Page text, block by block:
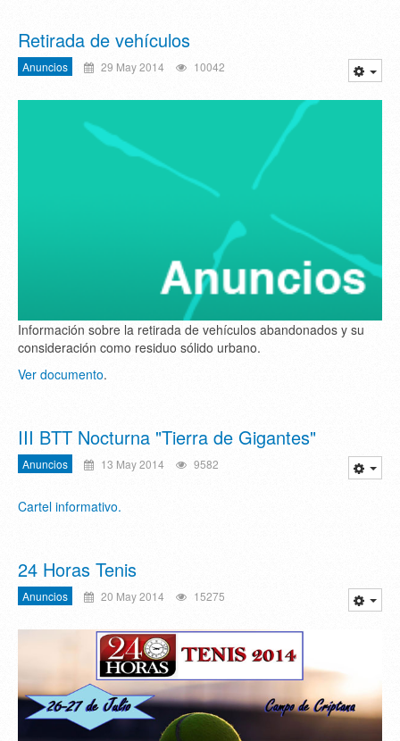
Retirada de vehículos
Anuncios 29 May 2014 10042
Información sobre la retirada de vehículos abandonados y su
consideración como residuo sólido urbano.
Ver documento.
III BTT Nocturna "Tierra de Gigantes"
Anuncios 13 May 2014 9582
Cartel informativo.
24 Horas Tenis
Anuncios 20 May 2014 15275